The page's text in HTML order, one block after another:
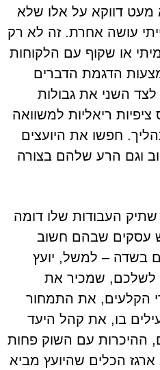
דווקא על אלו שלא
עושה אחרת. זה לא רק
או שקוף עם הלקוחות
הדגמת הדברים
השני את גבולות
ריאליות למשוואה
חפשו את היועצים
וגם הרע שלהם בצורה
שתיק העבודות שלו דומה
עסקים שבהם חשוב
בשדה – למשל, יועץ
לשלכם, שמכיר את
הקלעים, את התמחור
בו, את קהל היעד
ההיכרות עם השוק פחות
הכלים שהיועץ מביא